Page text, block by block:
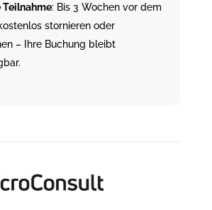
Teilnahme: Bis 3 Wochen vor dem
stornieren oder
– Ihre Buchung bleibt